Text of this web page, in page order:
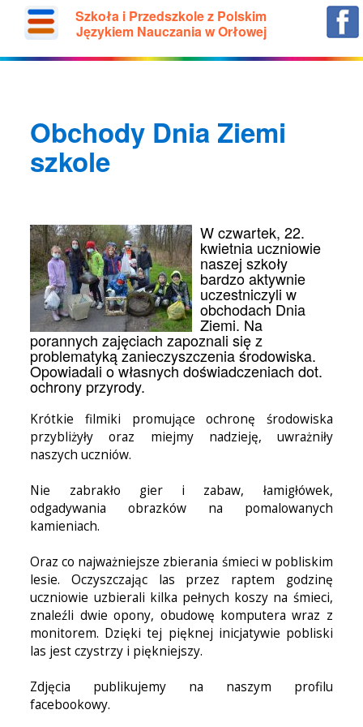
Szkoła i Przedszkole z Polskim
Językiem Nauczania w Orłowej
Obchody Dnia Ziemi
szkole
W czwartek, 22.
kwietnia uczniowie
naszej szkoły
bardzo aktywnie
uczestniczyli w
obchodach Dnia
Ziemi. Na
porannych zajęciach zapoznali się z
problematyką zanieczyszczenia środowiska.
Opowiadali o własnych doświadczeniach dot.
ochrony przyrody.
Krótkie filmiki promujące ochronę środowiska
przybliżyły oraz miejmy nadzieję, uwrażniły
naszych uczniów.
Nie zabrakło gier i zabaw, łamigłówek,
odgadywania obrazków na pomalowanych
kamieniach.
Oraz co najważniejsze zbierania śmieci w pobliskim
lesie. Oczyszczając las przez raptem godzinę
uczniowie uzbierali kilka pełnych koszy na śmieci,
znaleźli dwie opony, obudowę komputera wraz z
monitorem. Dzięki tej pięknej inicjatywie pobliski
las jest czystrzy i piękniejszy.
Zdjęcia publikujemy na naszym profilu
facebookowy.